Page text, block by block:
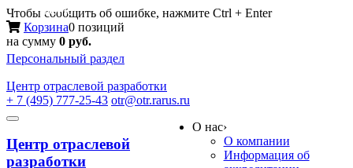
Чтобы сообщить об ошибке, нажмите Ctrl + Enter
Корзина0 позиций
на сумму 0 руб.
Персональный раздел
Центр отраслевой разработки
+ 7 (495) 777-25-43 otr@otr.rarus.ru
Toggle
Меню
Центр отраслевой
разработки
О нас›
О компании
Информация об